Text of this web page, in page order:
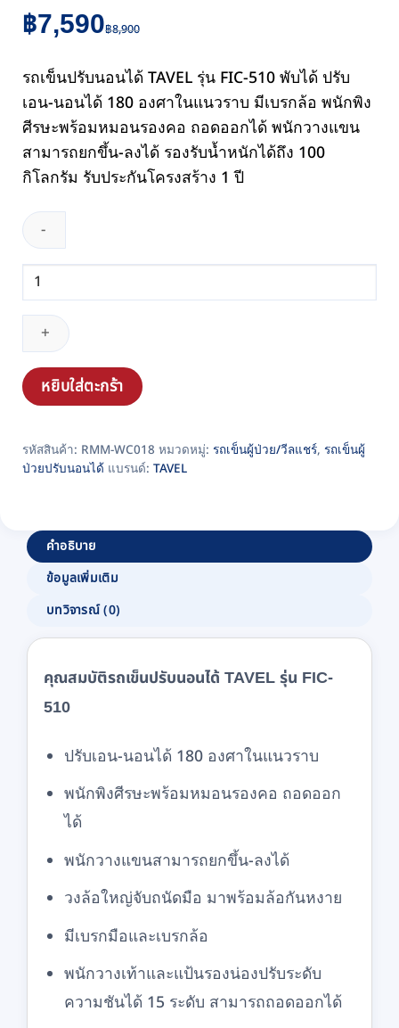
฿8,900
Original
price
was:
฿8,900.
฿7,590
Current
price
฿7,590.
รถเข็นปรับนอนได้ TAVEL รุ่น FIC-510 พับได้ ปรับ
เอน-นอนได้ 180 องศาในแนวราบ มีเบรกล้อ พนักพิง
ศีรษะพร้อมหมอนรองคอ ถอดออกได้ พนักวางแขน
สามารถยกขึ้น-ลงได้ รองรับน้ำหนักได้ถึง 100
กิโลกรัม รับประกันโครงสร้าง 1 ปี
จำนวน
รถ
เข็น
ปรับ
นอน
ได้
TAVEL
FIC-
510
หยิบใส่ตะกร้า
รหัสสินค้า: RMM-WC018 หมวดหมู่: รถเข็นผู้ป่วย/วีลแชร์, รถเข็นผู้
ป่วยปรับนอนได้ แบรนด์: TAVEL
คำอธิบาย
ข้อมูลเพิ่มเติม
บทวิจารณ์ (0)
คุณสมบัติรถเข็นปรับนอนได้ TAVEL รุ่น FIC-
510
ปรับเอน-นอนได้ 180 องศาในแนวราบ
พนักพิงศีรษะพร้อมหมอนรองคอ ถอดออก
ได้
พนักวางแขนสามารถยกขึ้น-ลงได้
วงล้อใหญ่จับถนัดมือ มาพร้อมล้อกันหงาย
มีเบรกมือและเบรกล้อ
พนักวางเท้าและแป้นรองน่องปรับระดับ
ความชันได้ 15 ระดับ สามารถถอดออกได้